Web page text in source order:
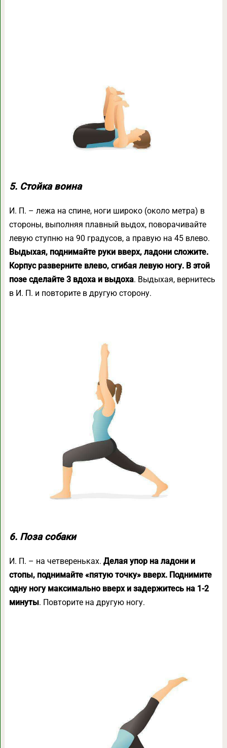
5. Стойка воина
И. П. – лежа на спине, ноги широко (около метра) в
стороны, выполняя плавный выдох, поворачивайте
левую ступню на 90 градусов, а правую на 45 влево.
Выдыхая, поднимайте руки вверх, ладони сложите.
Корпус разверните влево, сгибая левую ногу. В этой
позе сделайте 3 вдоха и выдоха. Выдыхая, вернитесь
в И. П. и повторите в другую сторону.
6. Поза собаки
И. П. – на четвереньках. Делая упор на ладони и
стопы, поднимайте «пятую точку» вверх. Поднимите
одну ногу максимально вверх и задержитесь на 1-2
минуты. Повторите на другую ногу.